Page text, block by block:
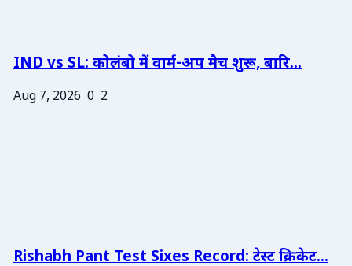
IND vs SL: कोलंबो में वार्म-अप मैच शुरू, बारि...
Aug 7, 2026 0 2
Rishabh Pant Test Sixes Record: टेस्ट क्रिकेट...